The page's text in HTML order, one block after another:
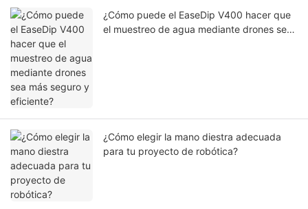
¿Cómo puede el EaseDip V400 hacer que
el muestreo de agua mediante drones sea
¿Cómo elegir la mano diestra adecuada
para tu proyecto de robótica?